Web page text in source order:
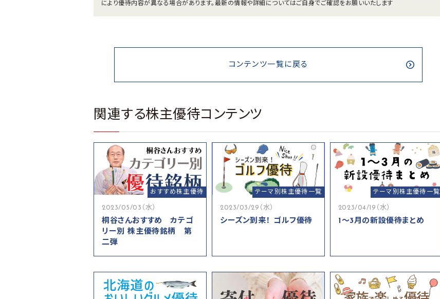
により優待内容が異なる場合があります。最新の情報や詳細についてはご自身でご確認をお願いいたします
コンテンツ一覧に戻る
関連する株主優待コンテンツ
おすすめ株主優待
2023/05/03（水）
桐谷さんおすすめ カテゴ
リー別 株主優待銘柄 第
二弾
テーマ別株主優待一覧
2023/03/29（水）
シーズン到来！ ゴルフ優待
テーマ別株主優待一覧
2023/04/19（水）
1～3月の新設優待まとめ